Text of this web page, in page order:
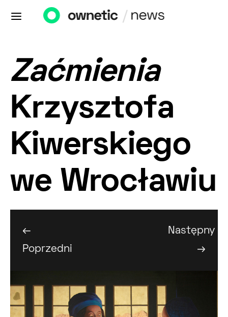
Zaćmienia
Krzysztofa
Kiwerskiego
we Wrocławiu
←
Poprzedni
Następny
→